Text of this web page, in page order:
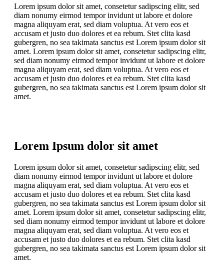
Lorem ipsum dolor sit amet, consetetur sadipscing elitr, sed
diam nonumy eirmod tempor invidunt ut labore et dolore
magna aliquyam erat, sed diam voluptua. At vero eos et
accusam et justo duo dolores et ea rebum. Stet clita kasd
gubergren, no sea takimata sanctus est Lorem ipsum dolor sit
amet. Lorem ipsum dolor sit amet, consetetur sadipscing elitr,
sed diam nonumy eirmod tempor invidunt ut labore et dolore
magna aliquyam erat, sed diam voluptua. At vero eos et
accusam et justo duo dolores et ea rebum. Stet clita kasd
gubergren, no sea takimata sanctus est Lorem ipsum dolor sit
amet.
Lorem Ipsum dolor sit amet
Lorem ipsum dolor sit amet, consetetur sadipscing elitr, sed
diam nonumy eirmod tempor invidunt ut labore et dolore
magna aliquyam erat, sed diam voluptua. At vero eos et
accusam et justo duo dolores et ea rebum. Stet clita kasd
gubergren, no sea takimata sanctus est Lorem ipsum dolor sit
amet. Lorem ipsum dolor sit amet, consetetur sadipscing elitr,
sed diam nonumy eirmod tempor invidunt ut labore et dolore
magna aliquyam erat, sed diam voluptua. At vero eos et
accusam et justo duo dolores et ea rebum. Stet clita kasd
gubergren, no sea takimata sanctus est Lorem ipsum dolor sit
amet.